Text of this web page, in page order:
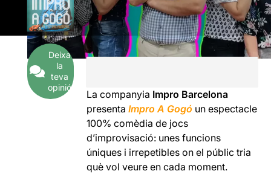
Deixa
la
teva
opinió
La companyia Impro Barcelona
presentaImpro A Gogó un espectacle
100% comèdia de jocs
d’improvisació: unes funcions
úniques i irrepetibles on el públic tria
què vol veure en cada moment.